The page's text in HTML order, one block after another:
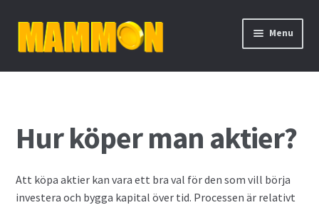
Skip
to
Skip
to
Menu
Hem
Binära optioner
Bolån
Hur köper man aktier?
Att köpa aktier kan vara ett bra val för den som vill börja
investera och bygga kapital över tid. Processen är relativt